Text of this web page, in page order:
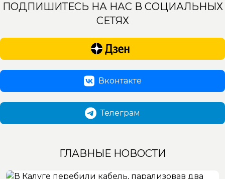
ПОДПИШИТЕСЬ НА НАС В СОЦИАЛЬНЫХ
СЕТЯХ
Вконтакте
Телеграм
ГЛАВНЫЕ НОВОСТИ